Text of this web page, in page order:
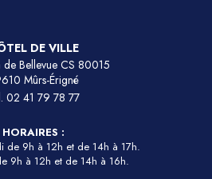
DE VILLE
de Bellevue CS 80015
Mûrs-Érigné
02 41 79 78 77
HORAIRES :
de 9h à 12h et de 14h à 17h.
9h à 12h et de 14h à 16h.